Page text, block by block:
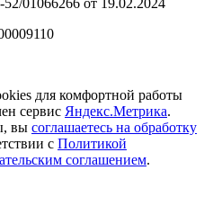
для комфортной работы
сервис Яндекс.Метрика.
вы соглашаетесь на обработку
с Политикой
соглашением.